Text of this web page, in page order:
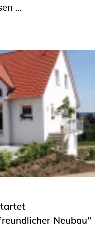
...
Neubau"